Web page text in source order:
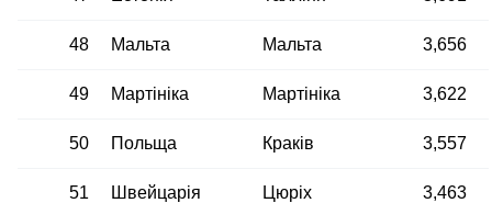
48 Мальта Мальта 3,656
49 Мартініка Мартініка 3,622
50 Польща Краків 3,557
51 Швейцарія Цюріх 3,463